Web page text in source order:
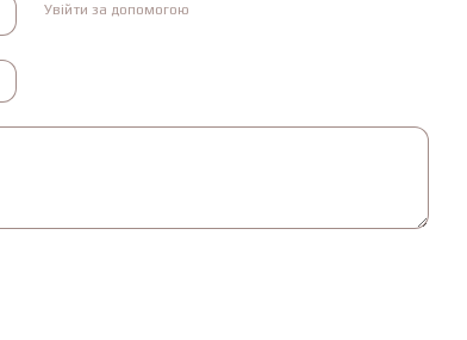
Увійти за допомогою